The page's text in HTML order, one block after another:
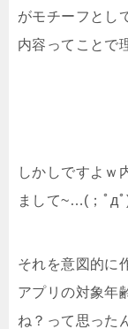
がモチーフとし
内容ってことで
しかしですよｗ
まして~…(；ﾟд
それを意図的に
アプリの対象年
ね？って思った